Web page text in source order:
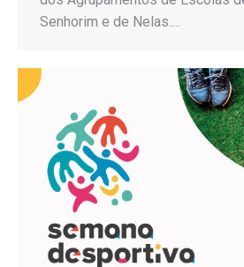
Senhorim e de Nelas.…